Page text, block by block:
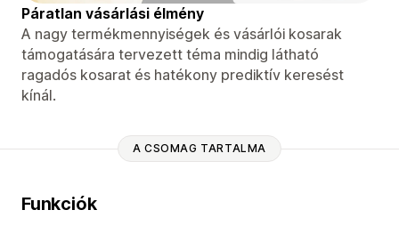
Páratlan vásárlási élmény
A nagy termékmennyiségek és vásárlói kosarak
támogatására tervezett téma mindig látható
ragadós kosarat és hatékony prediktív keresést
kínál.
A CSOMAG TARTALMA
Funkciók